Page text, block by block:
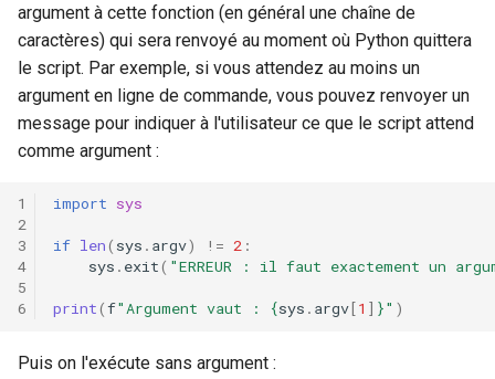
argument à cette fonction (en général une chaîne de
caractères) qui sera renvoyé au moment où Python quittera
le script. Par exemple, si vous attendez au moins un
argument en ligne de commande, vous pouvez renvoyer un
message pour indiquer à l'utilisateur ce que le script attend
comme argument :
import sys
if len( sys . argv) != 2 :
sys . exit( "ERREUR : il faut exactement un
print(f"Argument vaut : {sys . argv[1 ] }" )
Puis on l'exécute sans argument :